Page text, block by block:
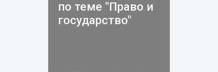
по теме "Право и
государство"